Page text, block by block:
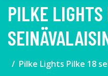
PILKE
Pilke Lights Pilke 18